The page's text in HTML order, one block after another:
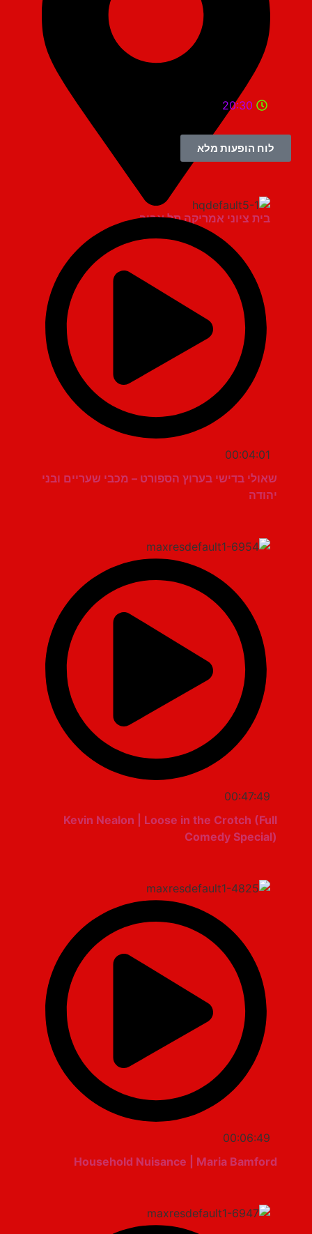
בית ציוני אמריקה תל אביב
20:30
לוח הופעות מלא
00:04:01
שאולי בדישי בערוץ הספורט – מכבי שעריים ובני
00:47:49
Kevin Nealon | Loose in the Crotch (Full
Comedy Special)
00:06:49
Household Nuisance | Maria Bamford